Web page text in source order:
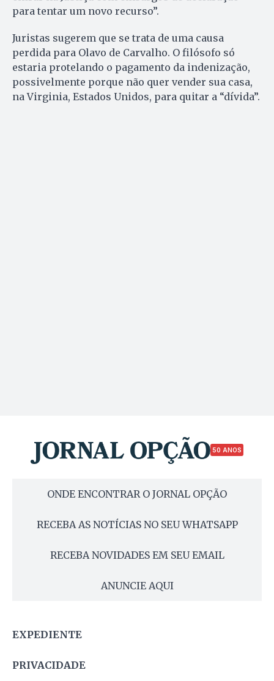
para tentar um novo recurso”.
Juristas sugerem que se trata de uma causa
perdida para Olavo de Carvalho. O filósofo só
estaria protelando o pagamento da indenização,
possivelmente porque não quer vender sua casa,
na Virginia, Estados Unidos, para quitar a “dívida”.
50 ANOS
ONDE ENCONTRAR O JORNAL OPÇÃO
RECEBA AS NOTÍCIAS NO SEU WHATSAPP
RECEBA NOVIDADES EM SEU EMAIL
ANUNCIE AQUI
EXPEDIENTE
PRIVACIDADE